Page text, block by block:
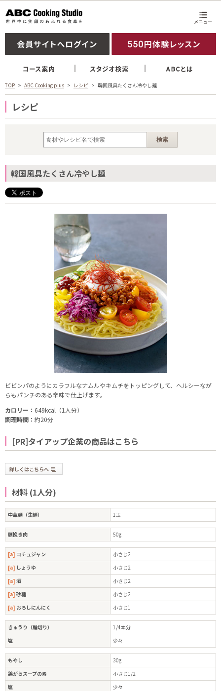
TOP ABC Cooking plus レシピ 韓国風具たくさん冷やし麺
レシピ
韓国風具たくさん冷やし麺
ビビンパのようにカラフルなナムルやキムチをトッピングして、ヘルシーなが
らもパンチのある辛味で仕上げます。
カロリー： 649kcal（1人分）
調理時間： 約20分
[PR]タイアップ企業の商品はこちら
詳しくはこちらへ
材料 (1人分)
中華麺（生麺） 1玉
豚挽き肉 50g
[a] コチュジャン
小さじ2
[a] しょうゆ
小さじ2
[a] 酒
小さじ2
[a] 砂糖
小さじ2
[a] おろしにんにく 小さじ1
きゅうり（輪切り）
1/4本分
塩
少々
もやし
30g
鶏がらスープの素
小さじ1/2
塩
少々